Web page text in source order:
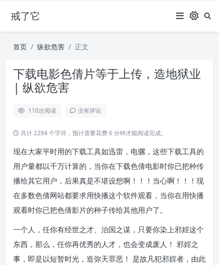
戒了它
首页 纵欲危害 正文
下载电影色倩片等于上传，造地狱业
| 纵欲危害
110次阅读 没有评论
共计 2294 个字符，预计需要花费 6 分钟才能阅读完成。
现在大家平时用的下载工具如迅雷，电骡，这些下载工具的
用户量都以千万计算的，当你在下载色倩电影时你已把种传
播给其它用户，后果真是不堪设想啊！！！当心啊！！！现
在多数色倩网站都要求用快播这个软件观看，当你在用快播
观看时你已把色倩影片的种子传给其他用户了。
一个人，任你有经世之才、治国之谋，只要你染上邪婬这个
东西，那么，任你再优秀的人才，也会变成废人！ 邪婬之
事，即是以短暂时光，造弥天罪恶！ 是故凡犯邪婬者，由此